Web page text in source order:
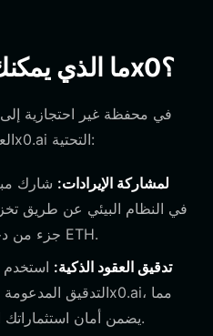
ما الذي يمكنك فعله بمحفظة 0x0؟
العنان للإمكانات الكاملة لبنية 0x0.ai التحتية:
التخزين (Staking) لمشاركة الإيرادات: شارك
في النظام البيئي عن طريق
جزء من دخل المنفعة الموزع بعملة ETH.
تدقيق العقود الذكية: استخدم
يضمن أمان استثماراتك الأخرى قبل التفاعل معها.